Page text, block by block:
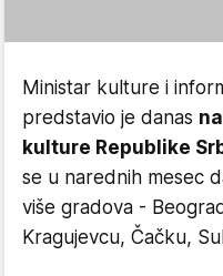
Ministar kulture i
predstavio je danas
kulture Republike
se u narednih mesec
više gradova -
Kragujevcu, Čačku,